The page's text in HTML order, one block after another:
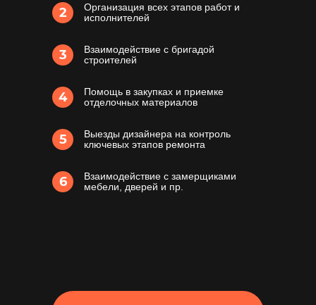
6
Взаимодействие с замерщиками
мебели, дверей и пр.
5
Выезды дизайнера на контроль
ключевых этапов ремонта
3
4
Взаимодействие с бригадой
строителей
Помощь в закупках и приемке
отделочных материалов
2
Организация всех этапов работ и
исполнителей